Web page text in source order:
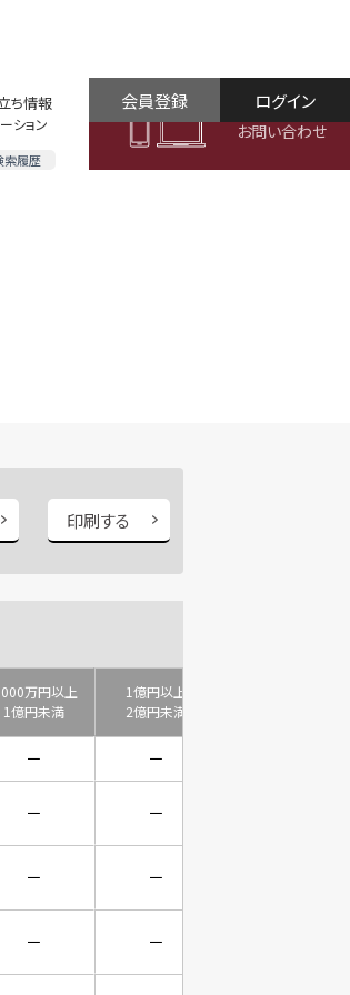
ション
索履歴
ち情報
お問い合わせ
ログイン
会員登録
印刷する
万円以上
1億円未満
1億円以上
2億円未満
－ －
－ －
－ －
－ －